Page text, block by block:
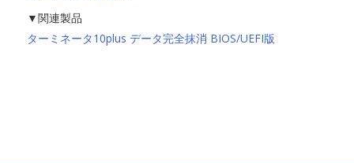
▼関連製品
ターミネータ10plus データ完全抹消 BIOS/UEFI版